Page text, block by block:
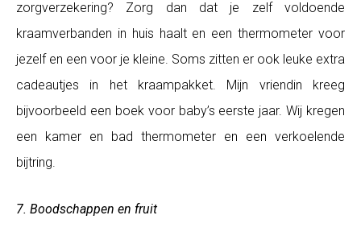
zorgverzekering? Zorg dan dat je zelf voldoende
kraamverbanden in huis haalt en een thermometer voor
jezelf en een voor je kleine. Soms zitten er ook leuke extra
cadeautjes in het kraampakket. Mijn vriendin kreeg
bijvoorbeeld een boek voor baby’s eerste jaar. Wij kregen
een kamer en bad thermometer en een verkoelende
bijtring.
7. Boodschappen en fruit